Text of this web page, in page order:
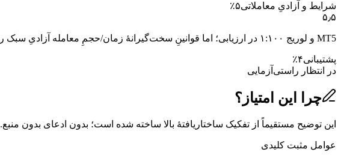
شرایط و آزادیِ معاملاتی۵٪
۵٫۵
MT5 و لوریج ۱:۱۰۰ در ارزیابی؛ اما قوانینِ سخت‌گیرانهٔ زمان/حجمِ معامله آزادیِ سبک را به‌شدت محدود می‌کند.
پشتیبانی۴٪
در انتظار راستی‌آزمایی
چرا این امتیاز؟
این توضیح مستقیماً از تفکیک ساختاریافتهٔ بالا ساخته شده است؛ بدون ادعای بدون منبع.
عوامل مثبت کلیدی